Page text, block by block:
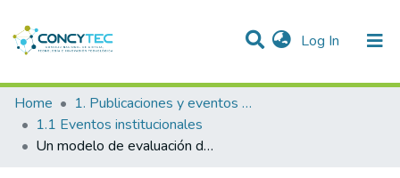
Log In (current)
Communities & Collections
Research Outputs
Home
1. Publicaciones y eventos institucionales
1.1 Eventos institucionales
Un modelo de evaluación de factores críticos de éxito en la implementación de la seguridad en sistemas de información para determinar su influencia en la intención del usuario